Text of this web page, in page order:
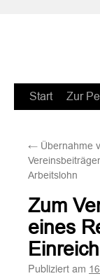
Zum
springen
Start Zur
← Übernahme
Arbeitslohn
Zum
eines
Publiziert am